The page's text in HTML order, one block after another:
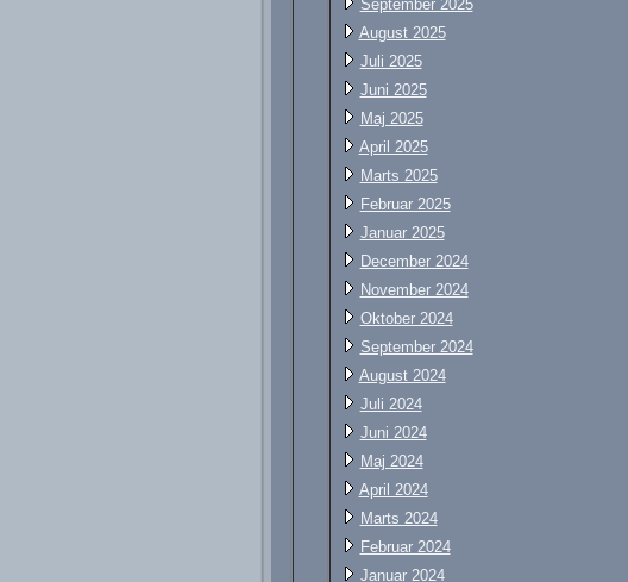
September 2025
August 2025
Juli 2025
Juni 2025
Maj 2025
April 2025
Marts 2025
Februar 2025
Januar 2025
December 2024
November 2024
Oktober 2024
September 2024
August 2024
Juli 2024
Juni 2024
Maj 2024
April 2024
Marts 2024
Februar 2024
Januar 2024